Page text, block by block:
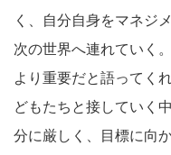
く、自分自身をマネジ
次の世界へ連れていく
より重要だと語ってく
どもたちと接していく
分に厳しく、目標に向